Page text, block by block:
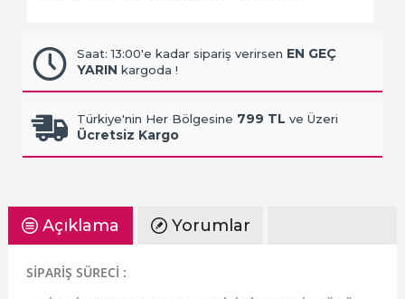
Saat: 13:00'e kadar sipariş verirsen EN GEÇ
YARIN kargoda !
Türkiye'nin Her Bölgesine 799 TL ve Üzeri
Ücretsiz Kargo
Açıklama Yorumlar
SİPARİŞ SÜRECİ :